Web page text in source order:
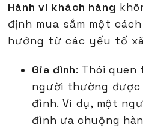
Hành vi khách hàng
định mua sắm một
hưởng từ các yếu tố
Gia đình: Thói quen
người thường
đình. Ví dụ, một
đình ưa chuộng